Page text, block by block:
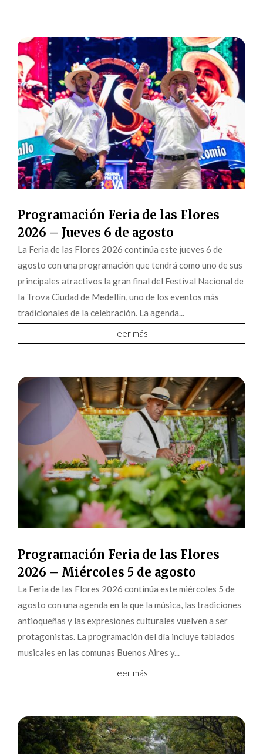
Programación Feria de las Flores
2026 – Jueves 6 de agosto
La Feria de las Flores 2026 continúa este jueves 6 de
agosto con una programación que tendrá como uno de sus
principales atractivos la gran final del Festival Nacional de
la Trova Ciudad de Medellín, uno de los eventos más
tradicionales de la celebración. La agenda...
leer más
Programación Feria de las Flores
2026 – Miércoles 5 de agosto
La Feria de las Flores 2026 continúa este miércoles 5 de
agosto con una agenda en la que la música, las tradiciones
antioqueñas y las expresiones culturales vuelven a ser
protagonistas. La programación del día incluye tablados
musicales en las comunas Buenos Aires y...
leer más